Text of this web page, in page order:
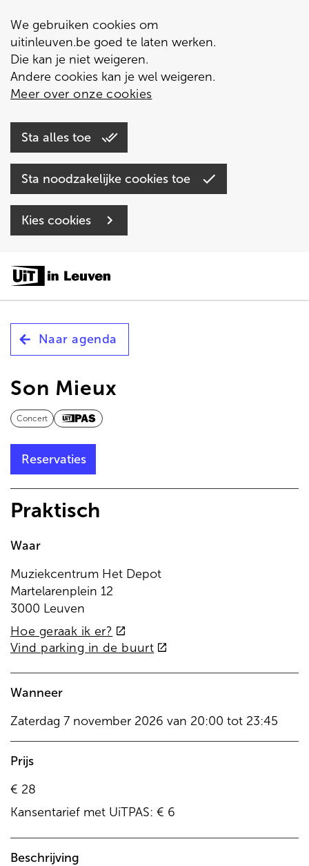
We gebruiken cookies om
uitinleuven.be goed te laten werken.
Die kan je niet weigeren.
Andere cookies kan je wel weigeren.
Meer over onze cookies
Sta alles toe
Sta noodzakelijke cookies toe
Kies cookies
en
gaanNaar agenda
Son Mieux
Concert
Reservaties
Praktisch
Waar
Muziekcentrum Het Depot
Martelarenplein 12
3000 Leuven
Hoe geraak ik er? (externe
link)
Vind parking in de buurt(externe
Wanneer
Zaterdag 7 november 2026 van 20:00 tot 23:45
Prijs
€ 28
Kansentarief met UiTPAS: € 6
Beschrijving